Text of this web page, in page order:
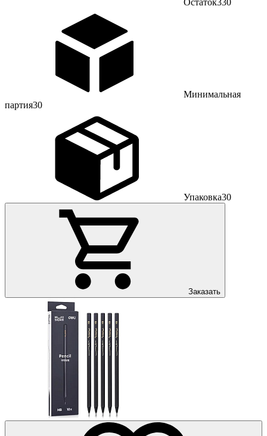
Минимальная
партия30
Упаковка30
Заказать